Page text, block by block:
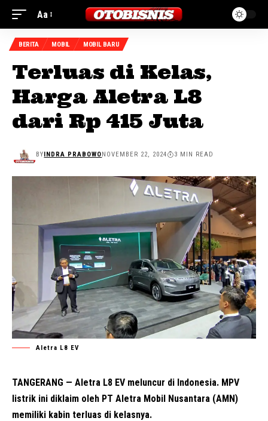
Aa
BERITA MOBIL MOBIL BARU
Terluas di Kelas,
Harga Aletra L8
dari Rp 415 Juta
BYINDRA PRABOWONOVEMBER 22, 2024 3 MIN READ
Aletra L8 EV
TANGERANG — Aletra L8 EV meluncur di Indonesia. MPV
listrik ini diklaim oleh PT Aletra Mobil Nusantara (AMN)
memiliki kabin terluas di kelasnya.